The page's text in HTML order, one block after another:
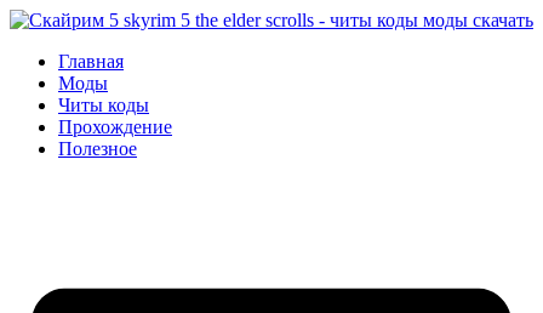
Перейти
содержимому
Главная
Моды
Читы коды
Прохождение
Полезное